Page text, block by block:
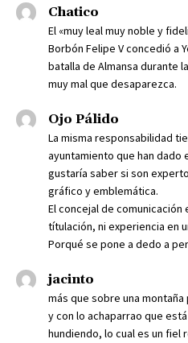
Chatico
El «muy leal muy noble y
Borbón Felipe V concedió a
batalla de Almansa durante
muy mal que desaparezca.
Ojo Pálido
La misma responsabilidad
ayuntamiento que han dado
gustaría saber si son
gráfico y emblemática.
El concejal de comunicación
títulación, ni experiencia en
Porqué se pone a dedo a
jacinto
más que sobre una
y con lo achaparrao que
hundiendo, lo cual es un fiel